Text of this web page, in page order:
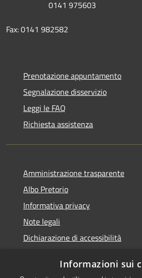
0141 975603
Fax: 0141 982582
Prenotazione appuntamento
Segnalazione disservizio
Leggi le FAQ
Richiesta assistenza
Amministrazione trasparente
Albo Pretorio
Informativa privacy
Note legali
Dichiarazione di accessibilità
Informazioni sui